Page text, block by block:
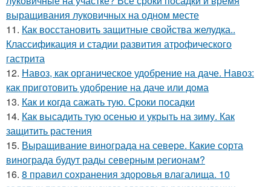
выращивания луковичных на одном месте
11. Как восстановить защитные свойства желудка..
Классификация и стадии развития атрофического
гастрита
12. Навоз, как органическое удобрение на даче. Навоз:
как приготовить удобрение на даче или дома
13. Как и когда сажать тую. Сроки посадки
14. Как высадить тую осенью и укрыть на зиму. Как
защитить растения
15. Выращивание винограда на севере. Какие сорта
винограда будут рады северным регионам?
16. 8 правил сохранения здоровья влагалища. 10